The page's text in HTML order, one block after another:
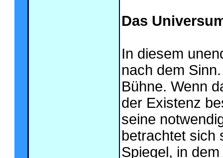
Das
In diesem
nach dem
Bühne. Wenn
der Existenz
seine
betrachtet sich
Spiegel, in